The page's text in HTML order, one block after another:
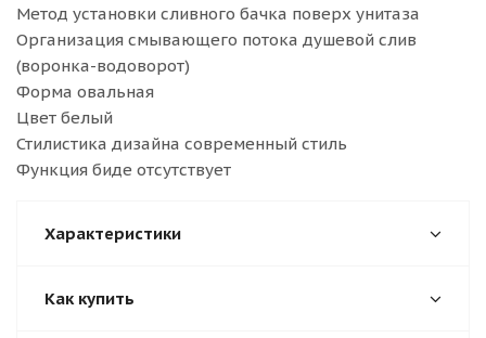
Метод установки сливного бачка поверх унитаза
Организация смывающего потока душевой слив
(воронка-водоворот)
Форма овальная
Цвет белый
Стилистика дизайна современный стиль
Функция биде отсутствует
Характеристики
Как купить